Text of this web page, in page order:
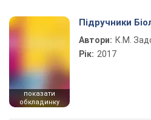
показати
обкладинку
Підручники
Автори: К.М.
Рік: 2017